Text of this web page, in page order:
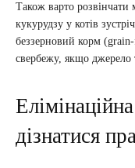
Також варто розвінчати
кукурудзу у котів
беззерновий корм
свербежу, якщо джерело
дізнатися